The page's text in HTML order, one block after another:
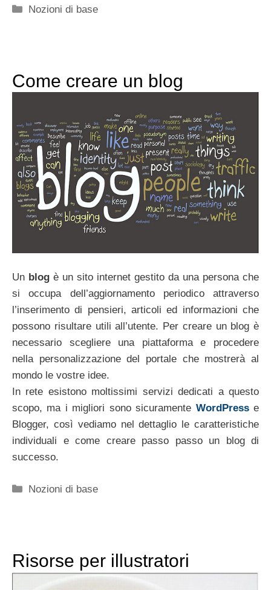
Categorie
Nozioni di base
Come creare un blog
Un blog è un sito internet gestito da una persona che
si occupa dell’aggiornamento periodico attraverso
l’inserimento di pensieri, articoli ed informazioni che
possono risultare utili all’utente. Per creare un blog è
necessario scegliere una piattaforma e procedere
nella personalizzazione del portale che mostrerà al
mondo le vostre idee.
In rete esistono moltissimi servizi dedicati a questo
scopo, ma i migliori sono sicuramente WordPresse
Blogger, così vediamo nel dettaglio le caratteristiche
individuali e come creare passo passo un blog di
successo.
Categorie
Nozioni di base
Risorse per illustratori